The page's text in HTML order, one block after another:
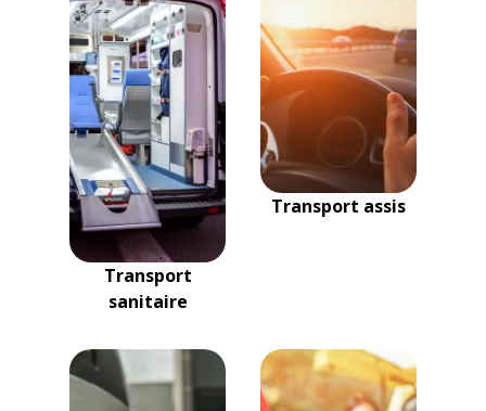
Transport
sanitaire
Transport assis